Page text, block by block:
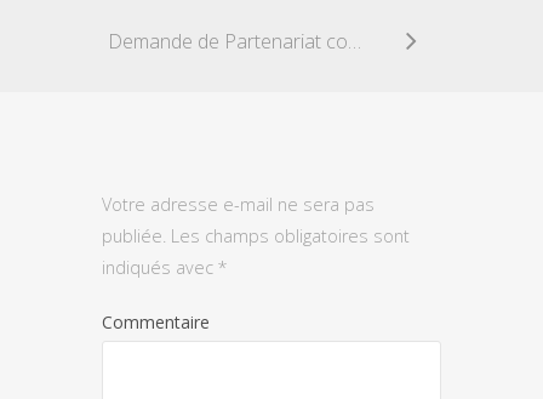
Demande de Partenariat commercial
Votre adresse e-mail ne sera pas
publiée. Les champs obligatoires sont
indiqués avec *
Commentaire